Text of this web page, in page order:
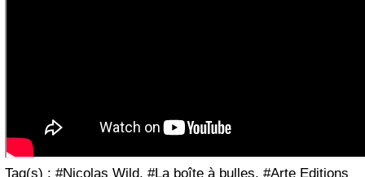
Tag(s) : #Nicolas Wild, #La boîte à bulles, #Arte Editions